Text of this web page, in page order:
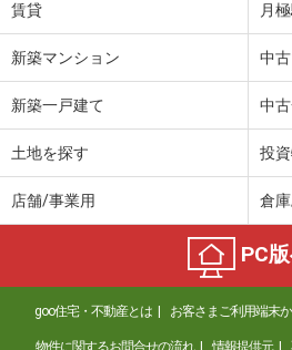
賃貸 月
新築マンション 中
新築一戸建て 中
土地を探す 投
店舗/事業用 倉
PC
goo住宅・不動産とは お客さまご利用端末
物件に関するお問合せの流れ 情報提供元